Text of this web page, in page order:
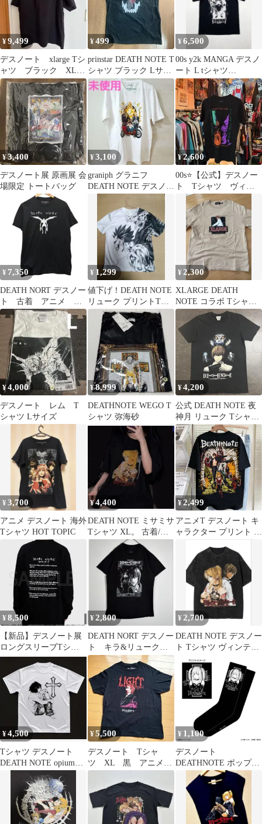
¥9,499
デスノート xlarge Tシ
ャツ ブラック XL
DEATH NOTE
¥499
prinstar DEATH NOTE T
シャツ ブラック Lサイ
ズ
¥6,500
00s y2k MANGA デスノ
ート L tシャツ
DEATHNOTE
¥3,400
デスノート展 原画展 会
場限定 トートバッグ
¥3,100
graniph グラニフ
DEATH NOTE デスノー
ト Tシャツ Lサイズ
¥2,600
00s⭐️【公式】デスノー
ト Tシャツ ヴィン
テージ アメカジ ア
ニメ
¥ 7,350
DEATH NORT デスノー
ト 古着 アニメ 漫
画 tシャツ
¥ 1,299
値下げ！DEATH NOTE
リューク プリントTシ
ャツ Lサイズ
¥ 2,300
XLARGE DEATH
NOTE コラボ Tシャツ
Mサイズ
¥4,000
デスノート レム T
シャツ Lサイズ
¥8,999
DEATHNOTE WEGO T
シャツ 弥海砂
¥4,200
公式 DEATH NOTE 夜
神月 リューク Tシャツ
アニメ デスノート 黒
¥3,700
アニメ デスノート 海外
Tシャツ HOT TOPIC
¥4,400
DEATH NOTE ミサミサ
Tシャツ XL。 古着/ヴ
ィンテージ
¥2,499
アニメT デスノート キ
ャラクター プリント T
トリート カジュアル お
しゃれ ブラック
¥8,500
【新品】デスノート展
ロングスリーブTシャ
ツ ロンT
¥2,800
DEATH NORT デスノー
ト キラ&リューク
プリント アニメTシ
ャツ
¥2,700
DEATH NOTE デスノー
ト Tシャツ ヴィンテー
ジ加工
¥4,500
Tシャツ デスノート
DEATH NOTE opium
archive 1点物❢
¥5,500
デスノート Tシャ
ツ XL 黒 アニメ
T death note 海外公
¥ 1,100
デスノート
DEATHNOTE ポップア
ップショップ 靴下 弥海